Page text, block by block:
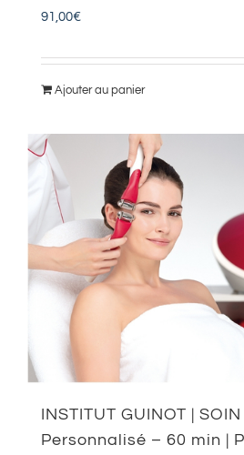
91,00€
Ajouter au panier
INSTITUT GUINOT |
Personnalisé – 60 min |